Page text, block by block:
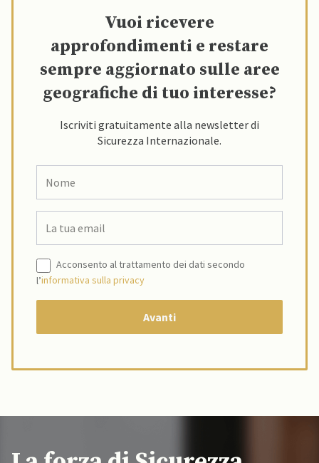
Vuoi ricevere
approfondimenti e restare
sempre aggiornato sulle aree
geografiche di tuo interesse?
Iscriviti gratuitamente alla newsletter di
Sicurezza Internazionale.
Acconsento al trattamento dei dati secondo
l’informativa sulla privacy